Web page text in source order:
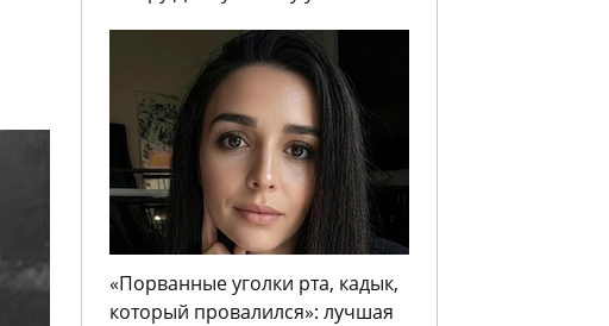
«Порванные уголки рта, кадык,
который провалился»: лучшая